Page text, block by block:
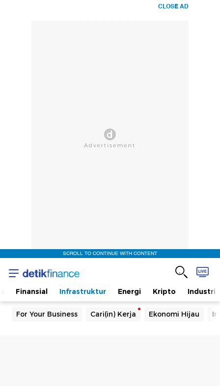
CLOSE AD
SCROLL TO CONTINUE WITH CONTENT
Finansial Infrastruktur Energi Kripto Industri
For Your Business Cari(in) Kerja Ekonomi Hijau